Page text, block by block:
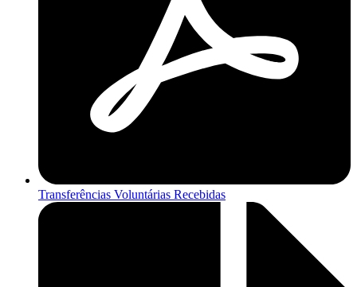
Transferências Voluntárias Recebidas